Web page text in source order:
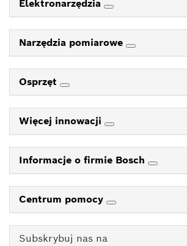
Elektronarzędzia
Narzędzia pomiarowe
Osprzęt
Więcej innowacji
Informacje o firmie Bosch
Centrum pomocy
Subskrybuj nas na